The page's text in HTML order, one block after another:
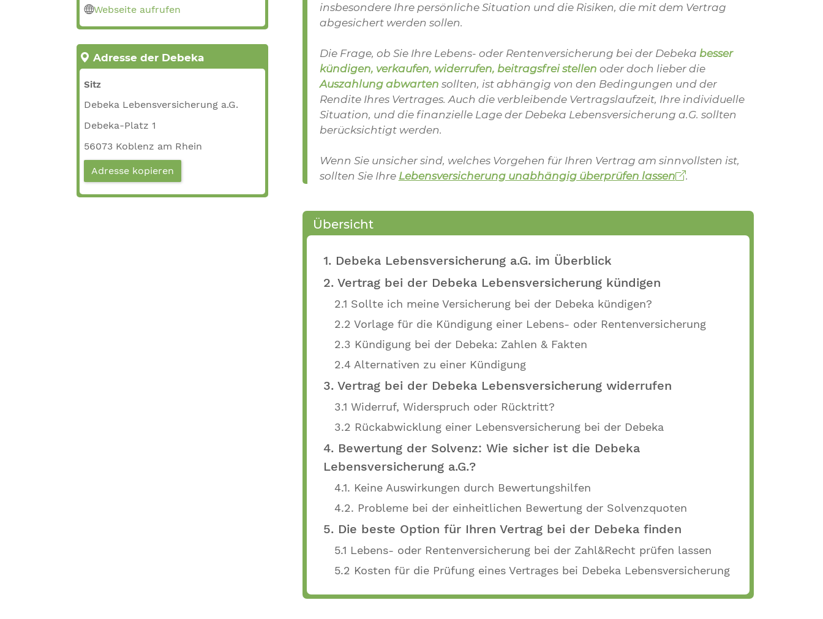
Webseite aufrufen
Adresse der Debeka
Sitz
Debeka Lebensversicherung a.G.
Debeka-Platz 1
56073 Koblenz am Rhein
Adresse kopieren
insbesondere Ihre persönliche Situation und die Risiken, die mit dem Vertrag
abgesichert werden sollen.
Die Frage, ob Sie Ihre Lebens- oder Rentenversicherung bei der Debeka besser
kündigen, verkaufen, widerrufen, beitragsfrei stellen oder doch lieber die
Auszahlung abwarten sollten, ist abhängig von den Bedingungen und der
Rendite Ihres Vertrages. Auch die verbleibende Vertragslaufzeit, Ihre individuelle
Situation, und die finanzielle Lage der Debeka Lebensversicherung a.G. sollten
berücksichtigt werden.
Wenn Sie unsicher sind, welches Vorgehen für Ihren Vertrag am sinnvollsten ist,
sollten Sie Ihre Lebensversicherung unabhängig überprüfen lassen .
Übersicht
1. Debeka Lebensversicherung a.G. im Überblick
2. Vertrag bei der Debeka Lebensversicherung kündigen
2.1 Sollte ich meine Versicherung bei der Debeka kündigen?
2.2 Vorlage für die Kündigung einer Lebens- oder Rentenversicherung
2.3 Kündigung bei der Debeka: Zahlen & Fakten
2.4 Alternativen zu einer Kündigung
3. Vertrag bei der Debeka Lebensversicherung widerrufen
3.1 Widerruf, Widerspruch oder Rücktritt?
3.2 Rückabwicklung einer Lebensversicherung bei der Debeka
4. Bewertung der Solvenz: Wie sicher ist die Debeka
Lebensversicherung a.G.?
4.1. Keine Auswirkungen durch Bewertungshilfen
4.2. Probleme bei der einheitlichen Bewertung der Solvenzquoten
5. Die beste Option für Ihren Vertrag bei der Debeka finden
5.1 Lebens- oder Rentenversicherung bei der Zahl&Recht prüfen lassen
5.2 Kosten für die Prüfung eines Vertrages bei Debeka Lebensversicherung